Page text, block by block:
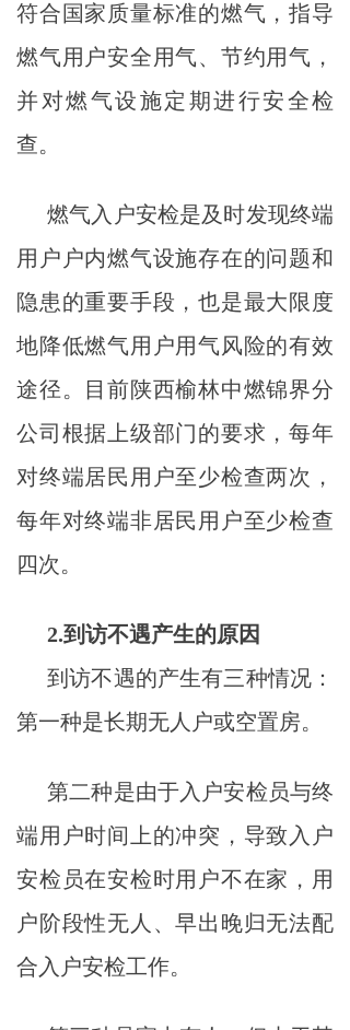
符合国家质量标准的燃气，指导
燃气用户安全用气、节约用气，
并对燃气设施定期进行安全检
查。
燃气入户安检是及时发现终端
用户户内燃气设施存在的问题和
隐患的重要手段，也是最大限度
地降低燃气用户用气风险的有效
途径。目前陕西榆林中燃锦界分
公司根据上级部门的要求，每年
对终端居民用户至少检查两次，
每年对终端非居民用户至少检查
四次。
2.到访不遇产生的原因
到访不遇的产生有三种情况：
第一种是长期无人户或空置房。
第二种是由于入户安检员与终
端用户时间上的冲突，导致入户
安检员在安检时用户不在家，用
户阶段性无人、早出晚归无法配
合入户安检工作。